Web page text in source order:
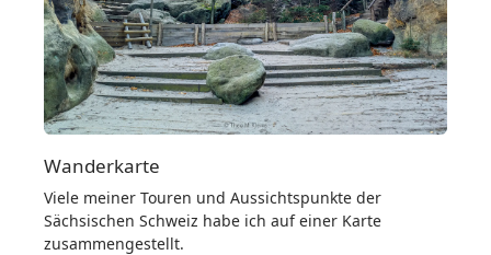
Wanderkarte
Viele meiner Touren und Aussichtspunkte der
Sächsischen Schweiz habe ich auf einer Karte
zusammengestellt.